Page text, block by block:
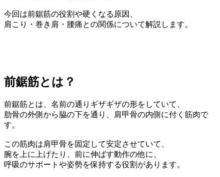
今回は前鋸筋の役割や硬くなる原因、
肩こり・巻き肩・腰痛との関係について解説します。
前鋸筋とは？
前鋸筋とは、名前の通りギザギザの形をしていて、
肋骨の外側から脇の下を通り、肩甲骨の内側に付く筋肉で
す。
この筋肉は肩甲骨を固定して安定させていて、
腕を上に上げたり、前に伸ばす動作の他に、
呼吸のサポートや姿勢を保持する役割があります。